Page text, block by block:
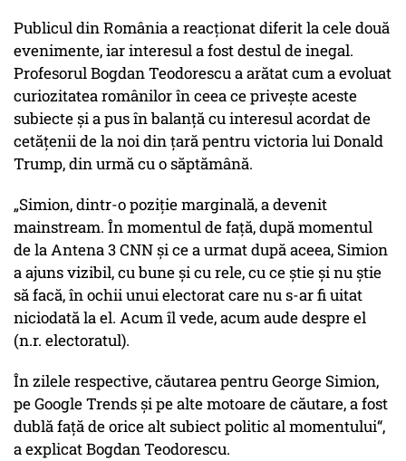
Publicul din România a reacționat diferit la cele două
evenimente, iar interesul a fost destul de inegal.
Profesorul Bogdan Teodorescu a arătat cum a evoluat
curiozitatea românilor în ceea ce privește aceste
subiecte și a pus în balanță cu interesul acordat de
cetățenii de la noi din țară pentru victoria lui Donald
Trump, din urmă cu o săptămână.
„Simion, dintr-o poziție marginală, a devenit
mainstream. În momentul de față, după momentul
de la Antena 3 CNN și ce a urmat după aceea, Simion
a ajuns vizibil, cu bune și cu rele, cu ce știe și nu știe
să facă, în ochii unui electorat care nu s-ar fi uitat
niciodată la el. Acum îl vede, acum aude despre el
(n.r. electoratul).
În zilele respective, căutarea pentru George Simion,
pe Google Trends și pe alte motoare de căutare, a fost
dublă față de orice alt subiect politic al momentului“,
a explicat Bogdan Teodorescu.